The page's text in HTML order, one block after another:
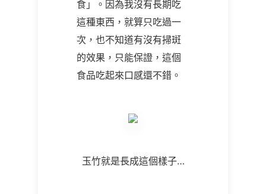
食」。因為我沒有長期吃
這種東西，就算只吃過一
次，也不知道有沒有掃斑
的效果，只能保證，這個
食品吃起來口感還不錯。
玉竹就是長成這個樣子…